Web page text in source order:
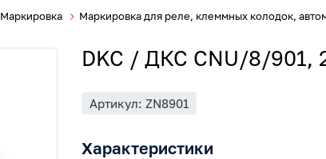
Маркировка Маркировка для реле, клеммных колодок,
DKC / ДКС CNU/8/901,
Артикул: ZN8901
Характеристики